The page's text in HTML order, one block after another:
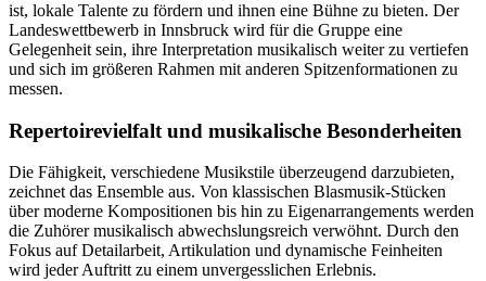
ist, lokale Talente zu fördern und ihnen eine Bühne zu bieten. Der
Landeswettbewerb in Innsbruck wird für die Gruppe eine
Gelegenheit sein, ihre Interpretation musikalisch weiter zu vertiefen
und sich im größeren Rahmen mit anderen Spitzenformationen zu
messen.
Repertoirevielfalt und musikalische Besonderheiten
Die Fähigkeit, verschiedene Musikstile überzeugend darzubieten,
zeichnet das Ensemble aus. Von klassischen Blasmusik-Stücken
über moderne Kompositionen bis hin zu Eigenarrangements werden
die Zuhörer musikalisch abwechslungsreich verwöhnt. Durch den
Fokus auf Detailarbeit, Artikulation und dynamische Feinheiten
wird jeder Auftritt zu einem unvergesslichen Erlebnis.